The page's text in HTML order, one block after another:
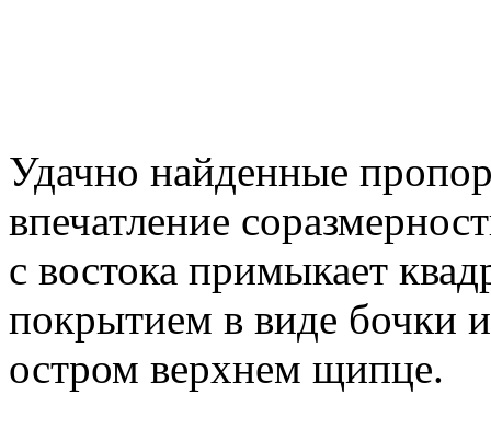
Удачно найденные
впечатление
с востока примыкает
покрытием в виде бочки
остром верхнем щипце.